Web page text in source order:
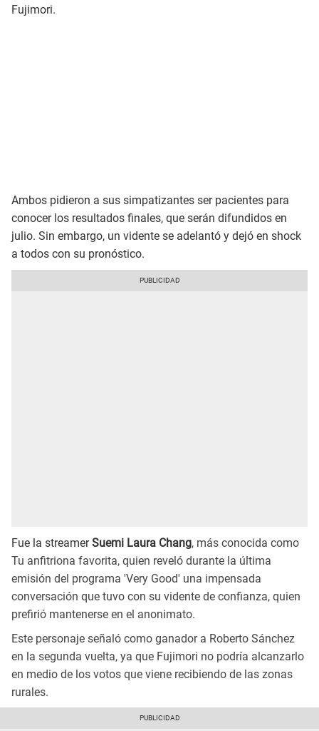
Fujimori.
Ambos pidieron a sus simpatizantes ser pacientes para
conocer los resultados finales, que serán difundidos en
julio. Sin embargo, un vidente se adelantó y dejó en shock
a todos con su pronóstico.
Fue la streamerSuemi Laura Chang, más conocida como
Tu anfitriona favorita, quien reveló durante la última
emisión del programa 'Very Good' una impensada
conversación que tuvo con su vidente de confianza, quien
prefirió mantenerse en el anonimato.
Este personaje señaló como ganador a Roberto Sánchez
en la segunda vuelta, ya que Fujimori no podría alcanzarlo
en medio de los votos que viene recibiendo de las zonas
rurales.